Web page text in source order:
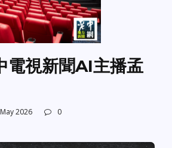
電視新聞AI主播孟
2026 0